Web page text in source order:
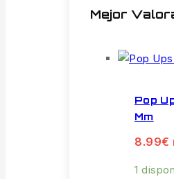
Mejor
Pop
Mm
8.99€
1